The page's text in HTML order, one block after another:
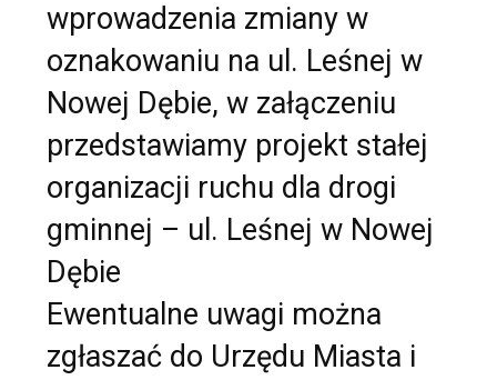
wprowadzenia zmiany w
oznakowaniu na ul. Leśnej w
Nowej Dębie, w załączeniu
przedstawiamy projekt stałej
organizacji ruchu dla drogi
gminnej – ul. Leśnej w Nowej
Dębie
Ewentualne uwagi można
zgłaszać do Urzędu Miasta i